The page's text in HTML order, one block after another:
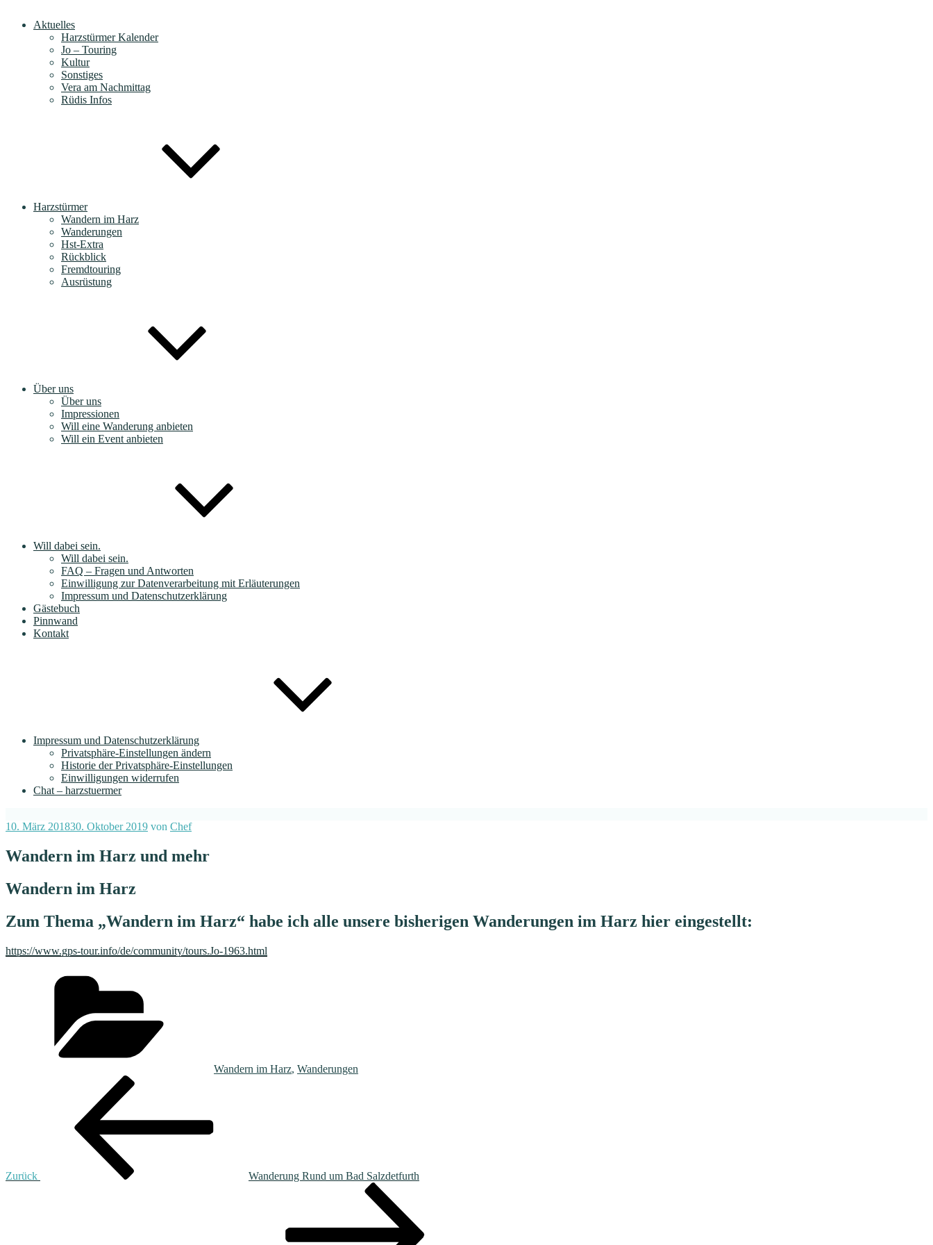
Aktuelles
Harzstürmer Kalender
Jo – Touring
Kultur
Sonstiges
Vera am Nachmittag
Rüdis Infos
Harzstürmer
Wandern im Harz
Wanderungen
Hst-Extra
Rückblick
Fremdtouring
Ausrüstung
Über uns
Über uns
Impressionen
Will eine Wanderung anbieten
Will ein Event anbieten
Will dabei sein.
Will dabei sein.
FAQ – Fragen und Antworten
Einwilligung zur Datenverarbeitung mit Erläuterungen
Impressum und Datenschutzerklärung
Gästebuch
Pinnwand
Kontakt
Impressum und Datenschutzerklärung
Privatsphäre-Einstellungen ändern
Historie der Privatsphäre-Einstellungen
Einwilligungen widerrufen
Chat – harzstuermer
Veröffentlicht
10. März 201830. Oktober 2019 von Chef
Wandern im Harz und mehr
Wandern im Harz
Zum Thema „Wandern im Harz“ habe ich alle unsere bisherigen Wanderungen im Harz hier eingestellt:
https://www.gps-tour.info/de/community/tours.Jo-1963.html
Wandern im Harz, Wanderungen
Beitragsnavigation
Zurück
Wanderung Rund um Bad Salzdetfurth